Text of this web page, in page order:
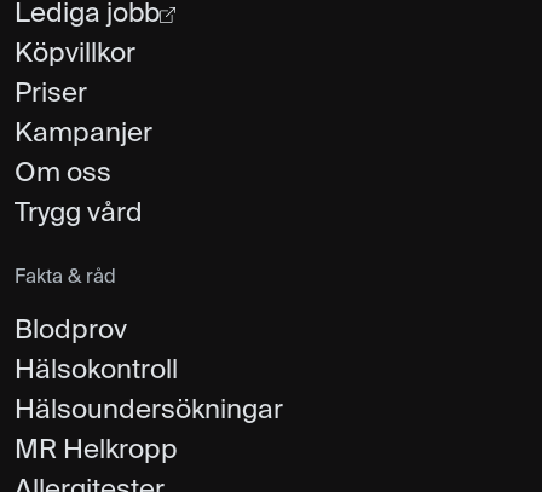
Lediga jobb
Köpvillkor
Priser
Kampanjer
Om oss
Trygg vård
Fakta & råd
Blodprov
Hälsokontroll
Hälsoundersökningar
MR Helkropp